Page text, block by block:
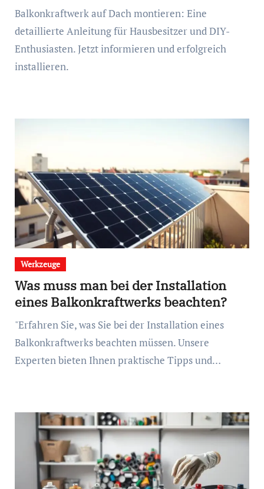
Balkonkraftwerk auf Dach montieren: Eine
detaillierte Anleitung für Hausbesitzer und DIY-
Enthusiasten. Jetzt informieren und erfolgreich
installieren.
Werkzeuge
Was muss man bei der Installation
eines Balkonkraftwerks beachten?
"Erfahren Sie, was Sie bei der Installation eines
Balkonkraftwerks beachten müssen. Unsere
Experten bieten Ihnen praktische Tipps und…